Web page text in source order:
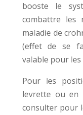
booste le
combattre les
maladie de
(effet de se
valable pour les
Pour les
levrette ou en
consulter pour